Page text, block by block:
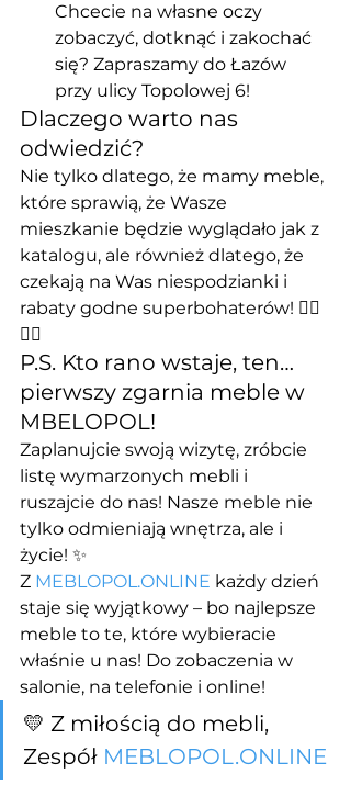
Chcecie na własne oczy
zobaczyć, dotknąć i zakochać
się? Zapraszamy do Łazów
przy ulicy Topolowej 6!
Dlaczego warto nas
odwiedzić?
Nie tylko dlatego, że mamy meble,
które sprawią, że Wasze
mieszkanie będzie wyglądało jak z
katalogu, ale również dlatego, że
czekają na Was niespodzianki i
rabaty godne superbohaterów! 🦸‍♂️
🦸‍♀️
P.S. Kto rano wstaje, ten…
pierwszy zgarnia meble w
MBELOPOL!
Zaplanujcie swoją wizytę, zróbcie
listę wymarzonych mebli i
ruszajcie do nas! Nasze meble nie
tylko odmieniają wnętrza, ale i
życie! ✨
Z MEBLOPOL.ONLINE każdy dzień
staje się wyjątkowy – bo najlepsze
meble to te, które wybieracie
właśnie u nas! Do zobaczenia w
salonie, na telefonie i online!
💛 Z miłością do mebli,
Zespół MEBLOPOL.ONLINE